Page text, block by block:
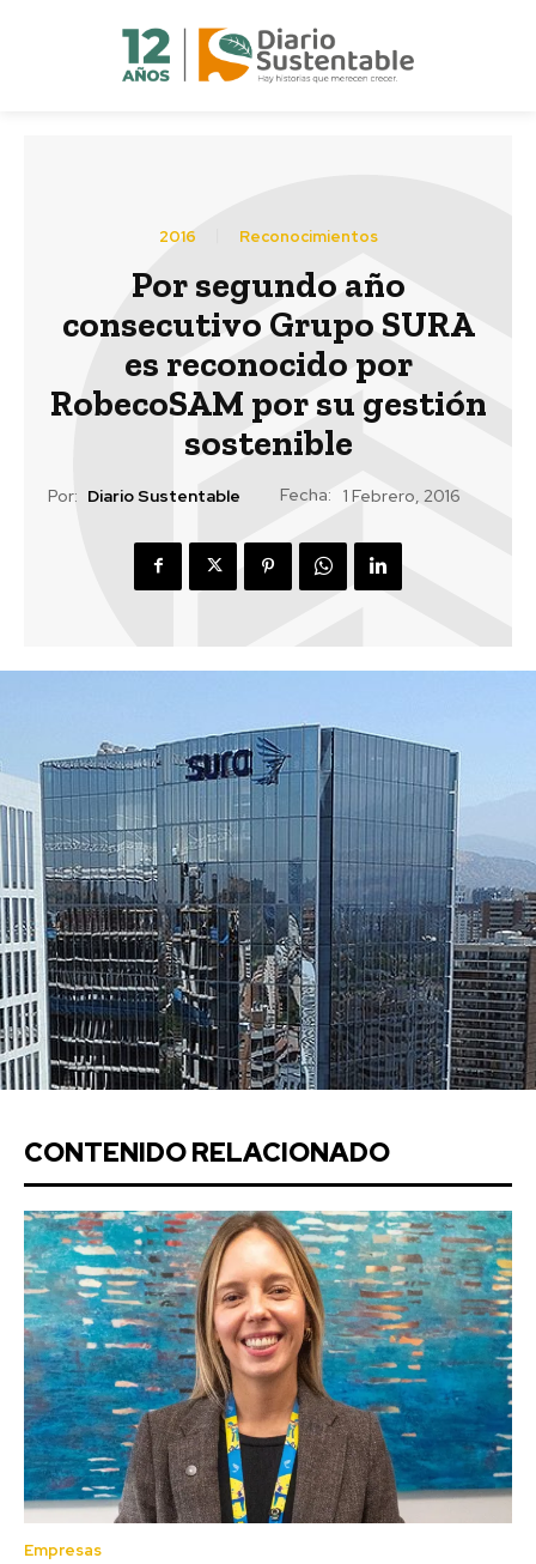
2016 Reconocimientos
Por segundo año
consecutivo Grupo SURA
es reconocido por
RobecoSAM por su gestión
sostenible
Por: Diario Sustentable Fecha: 1 Febrero, 2016
CONTENIDO RELACIONADO
Empresas